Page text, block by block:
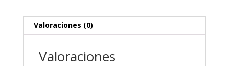
Valoraciones (0)
Valoraciones